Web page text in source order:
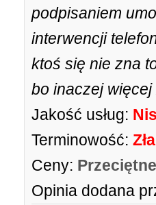
podpisaniem
interwencji
ktoś się nie zna
bo inaczej
Jakość usług:
Terminowość: Zła
Ceny: Przeciętne
Opinia dodana